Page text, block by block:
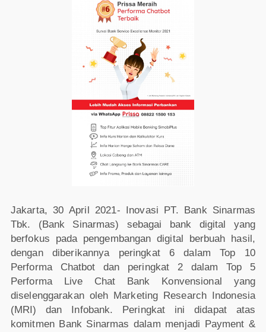
Jakarta, 30 April 2021- Inovasi PT. Bank Sinarmas
Tbk. (Bank Sinarmas) sebagai bank digital yang
berfokus pada pengembangan digital berbuah hasil,
dengan diberikannya peringkat 6 dalam Top 10
Performa Chatbot dan peringkat 2 dalam Top 5
Performa Live Chat Bank Konvensional yang
diselenggarakan oleh Marketing Research Indonesia
(MRI) dan Infobank. Peringkat ini didapat atas
komitmen Bank Sinarmas dalam menjadi Payment &